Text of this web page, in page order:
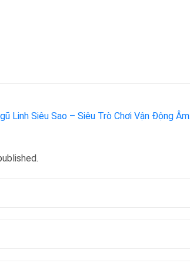
Linh Siêu Sao – Siêu Trò Chơi Vận Động Âm